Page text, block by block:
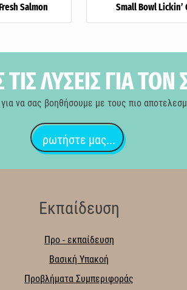
Salmon Small Bowl Lickin’
ΛΥΣΕΙΣ ΓΙΑ
να σας βοηθήσουμε με τους πιο
ρωτήστε μας...
Εκπαίδευση
Προ - εκπαίδευση
Βασική Υπακοή
Προβλήματα Συμπεριφοράς